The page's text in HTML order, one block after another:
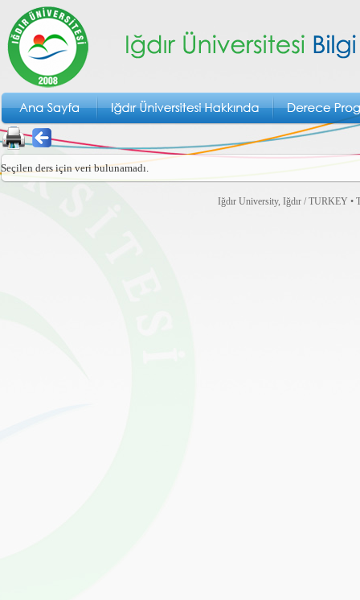
Seçilen ders için veri bulunamadı.
Iğdır University, Iğdır / TURKEY •